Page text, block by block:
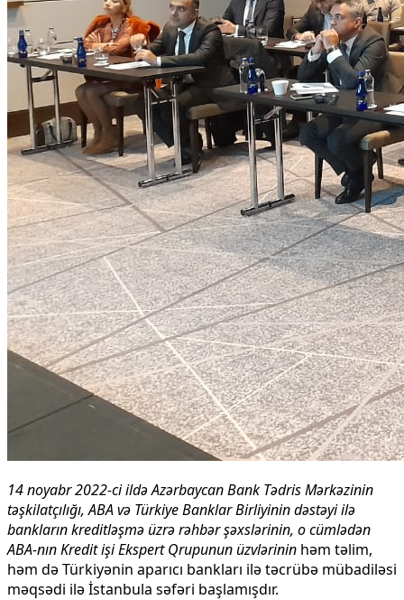
14 noyabr 2022-ci ildə Azərbaycan Bank Tədris Mərkəzinin
təşkilatçılığı, ABA və Türkiye Banklar Birliyinin dəstəyi ilə
bankların kreditləşmə üzrə rəhbər şəxslərinin, o cümlədən
ABA-nın Kredit işi Ekspert Qrupunun üzvlərinin həm təlim,
həm də Türkiyənin aparıcı bankları ilə təcrübə mübadiləsi
məqsədi ilə İstanbula səfəri başlamışdır.